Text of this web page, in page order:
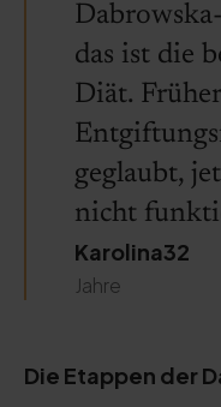
das ist die
Diät.
geglaubt,
nicht
Karolina32
Jahre
Die Etappen der